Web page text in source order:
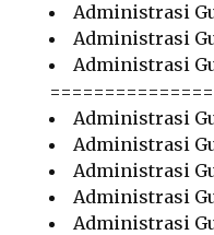
Administrasi
Administrasi
Administrasi
Administrasi
Administrasi
Administrasi
Administrasi
Administrasi